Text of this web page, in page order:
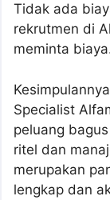
Tidak ada
rekrutmen di
meminta
Specialist
peluang
ritel dan
merupakan
lengkap dan